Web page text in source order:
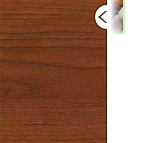
Csokoládés-diós
szendvics